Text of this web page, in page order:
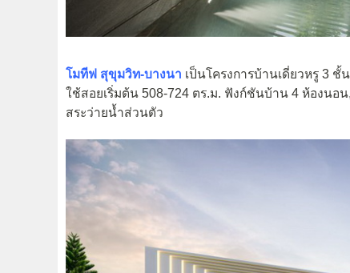
โมทีฟ สุขุมวิท-บางนา เป็นโครงการบ้านเดี่ยวหรู 3 ชั้
ใช้สอยเริ่มต้น 508-724 ตร.ม. ฟังก์ชันบ้าน 4 ห้องนอ
สระว่ายน้ำส่วนตัว